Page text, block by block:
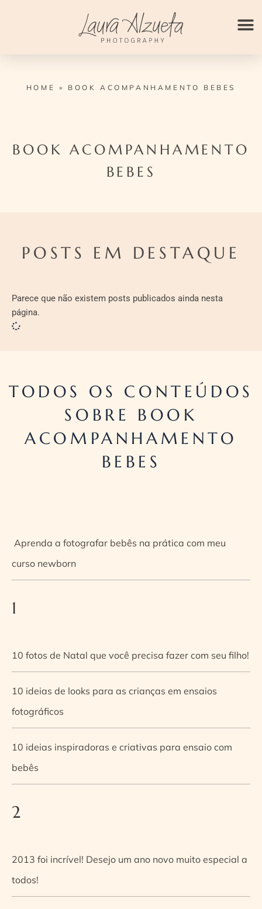
HOME » BOOK ACOMPANHAMENTO BEBES
BOOK ACOMPANHAMENTO
BEBES
POSTS EM DESTAQUE
Parece que não existem posts publicados ainda nesta
página.
TODOS OS CONTEÚDOS
SOBRE BOOK
ACOMPANHAMENTO
BEBES
Aprenda a fotografar bebês na prática com meu
curso newborn
1
10 fotos de Natal que você precisa fazer com seu filho!
10 ideias de looks para as crianças em ensaios
fotográficos
10 ideias inspiradoras e criativas para ensaio com
bebês
2
2013 foi incrível! Desejo um ano novo muito especial a
todos!